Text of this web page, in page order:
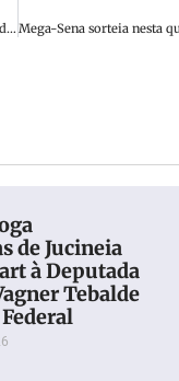
Brusque FC embarca para enfrentar o Mirassol (SP) pela Série B do Campeonato Brasileiro
de Jucineia
à Deputada
Tebalde